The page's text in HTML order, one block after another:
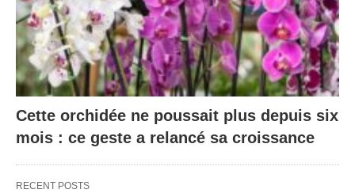
Cette orchidée ne poussait plus depuis six
mois : ce geste a relancé sa croissance
RECENT POSTS